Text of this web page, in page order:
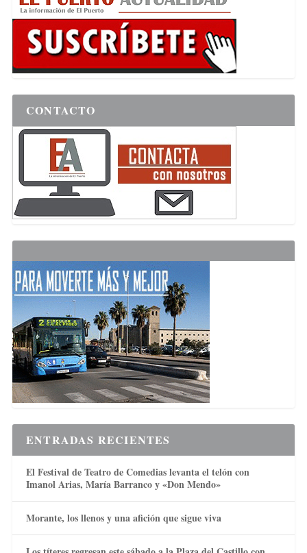
CONTACTO
ENTRADAS RECIENTES
El Festival de Teatro de Comedias levanta el telón con
Imanol Arias, María Barranco y «Don Mendo»
Morante, los llenos y una afición que sigue viva